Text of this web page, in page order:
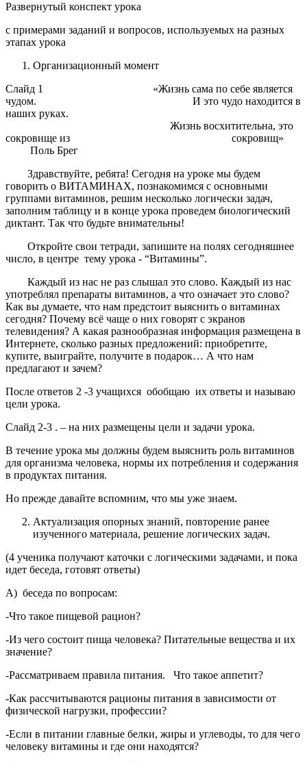
Развернутый конспект урока
с примерами заданий и вопросов, используемых на разных
этапах урока
Организационный момент
Слайд 1
«Жизнь сама по себе является
чудом. И это чудо находится в
наших руках.
Жизнь восхитительна, это
сокровище из сокровищ»
Поль Брег
Здравствуйте, ребята! Сегодня на уроке мы будем
говорить о ВИТАМИНАХ, познакомимся с основными
группами витаминов, решим несколько логически задач,
заполним таблицу и в конце урока проведем биологический
диктант. Так что будьте внимательны!
Откройте свои тетради, запишите на полях сегодняшнее
число, в центре тему урока - “Витамины”.
Каждый из нас не раз слышал это слово. Каждый из нас
употреблял препараты витаминов, а что означает это слово?
Как вы думаете, что нам предстоит выяснить о витаминах
сегодня? Почему всё чаще о них говорят с экранов
телевидения? А какая разнообразная информация размещена в
Интернете, сколько разных предложений: приобретите,
купите, выиграйте, получите в подарок… А что нам
предлагают и зачем?
После ответов 2 -3 учащихся обобщаю их ответы и называю
цели урока.
Слайд 2-3 . – на них размещены цели и задачи урока.
В течение урока мы должны будем выяснить роль витаминов
для организма человека, нормы их потребления и содержания
в продуктах питания.
Но прежде давайте вспомним, что мы уже знаем.
Актуализация опорных знаний, повторение ранее
изученного материала, решение логических задач.
(4 ученика получают каточки с логическими задачами, и пока
идет беседа, готовят ответы)
А) беседа по вопросам:
-Что такое пищевой рацион?
-Из чего состоит пища человека? Питательные вещества и их
значение?
-Рассматриваем правила питания. Что такое аппетит?
-Как рассчитываются рационы питания в зависимости от
физической нагрузки, профессии?
-Если в питании главные белки, жиры и углеводы, то для чего
человеку витамины и где они находятся?